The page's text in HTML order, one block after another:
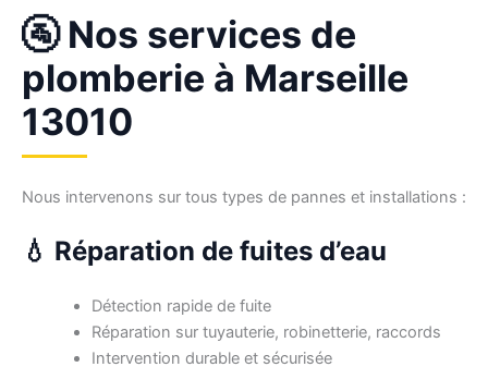
🚰 Nos services de
plomberie à Marseille
13010
Nous intervenons sur tous types de pannes et installations :
💧 Réparation de fuites d’eau
Détection rapide de fuite
Réparation sur tuyauterie, robinetterie, raccords
Intervention durable et sécurisée